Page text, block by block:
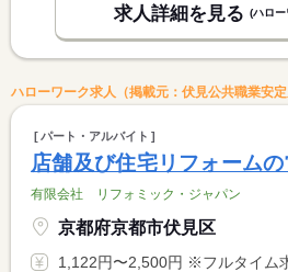
求人詳細を見る (ハロ
ハローワーク求人（掲載元：伏見公共職業安定
パート・アルバイト
店舗及び住宅リフォーム
有限会社 リフォミック・ジャパン
京都府京都市伏見区
1,122円〜2,500円 ※フルタイム求人の場合は月額（換算額）、パ